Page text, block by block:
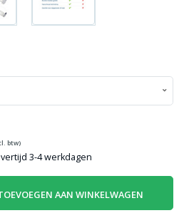
btw)
3-4 werkdagen
AAN WINKELWAGEN